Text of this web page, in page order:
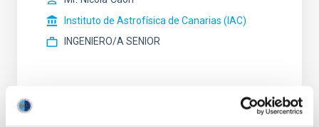
Instituto de Astrofísica de Canarias (IAC)
INGENIERO/A SENIOR